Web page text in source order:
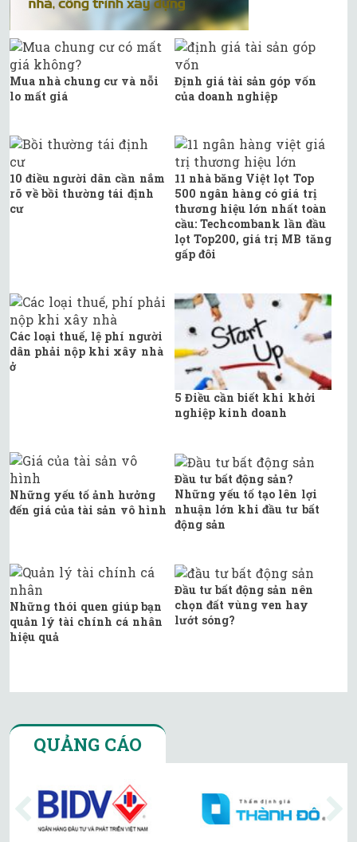
Mua nhà chung cư và nỗi
lo mất giá
Định giá tài sản góp vốn
của doanh nghiệp
10 điều người dân cần nắm
rõ về bồi thường tái định
cư
11 nhà băng Việt lọt Top
500 ngân hàng có giá trị
thương hiệu lớn nhất toàn
cầu: Techcombank lần đầu
lọt Top200, giá trị MB tăng
gấp đôi
Các loại thuế, lệ phí người
dân phải nộp khi xây nhà
ở
5 Điều cần biết khi khởi
nghiệp kinh doanh
Những yếu tố ảnh hưởng
đến giá của tài sản vô hình
Đầu tư bất động sản?
Những yếu tố tạo lên lợi
nhuận lớn khi đầu tư bất
động sản
Những thói quen giúp bạn
quản lý tài chính cá nhân
hiệu quả
Đầu tư bất động sản nên
chọn đất vùng ven hay
lướt sóng?
QUẢNG CÁO